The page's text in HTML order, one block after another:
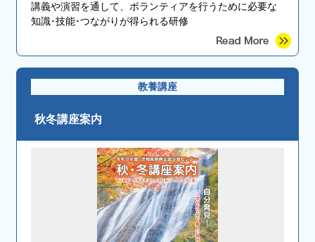
講義や演習を通して、ボランティアを行うために必要な
知識･技能･つながりが得られる研修
教養講座
秋冬講座案内